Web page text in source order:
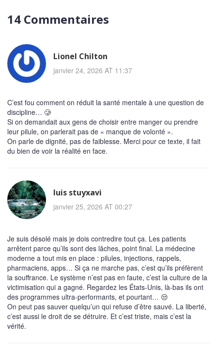
14 Commentaires
Lionel Chilton
janvier 24, 2026 AT 11:37
C’est fou comment on réduit la santé mentale à une question de
discipline… 🥲
Si on demandait aux gens de choisir entre manger ou prendre
leur pilule, on parlerait pas de « manque de volonté ».
On parle de dignité, pas de faiblesse. Merci pour ce texte, il fait
du bien de voir la réalité en face.
luis stuyxavi
janvier 25, 2026 AT 00:27
Je suis désolé mais je dois contredire tout ça. Les patients
arrêtent parce qu’ils sont des lâches, point final. La médecine
moderne a tout mis en place : pilules, injections, rappels,
pharmaciens, apps… Si ça ne marche pas, c’est qu’ils préfèrent
la souffrance. Le système n’est pas en faute, c’est la culture de la
victimisation qui a gagné. Regardez les États-Unis, là-bas ils ont
des programmes ultra-performants, et pourtant… 😒
On peut pas sauver quelqu’un qui refuse d’être sauvé. La liberté,
c’est aussi le droit de se détruire. Et c’est triste, mais c’est la
vérité.